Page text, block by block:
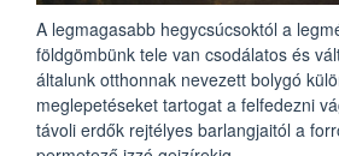
A legmagasabb hegycsúcsoktól a
földgömbünk tele van csodálatos és
általunk otthonnak nevezett bolygó
meglepetéseket tartogat a felfedezni
távoli erdők rejtélyes barlangjaitól a